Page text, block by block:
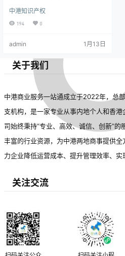
括官费和服务费，并可提供专利转
化服务
中港知识产权
194 0
admin 1月13日
关于我们
中港商业服务一站通成立于2022年，总
支机构，是一家专业从事内地个人和香
司始终秉持“专业、高效、诚信、创新”
丰富的行业资源，为中港两地商事提供
力企业降低运营成本、提升管理效率、实
关注交流